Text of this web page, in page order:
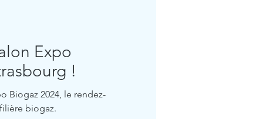
Expo
!
Biogaz 2024, le rendez-
biogaz.